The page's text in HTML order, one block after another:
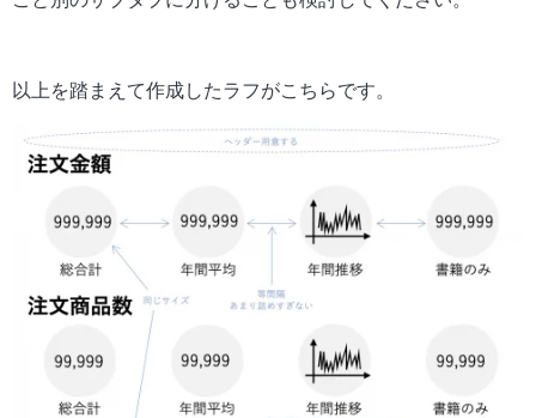
以上を踏まえて作成したラフがこちらです。